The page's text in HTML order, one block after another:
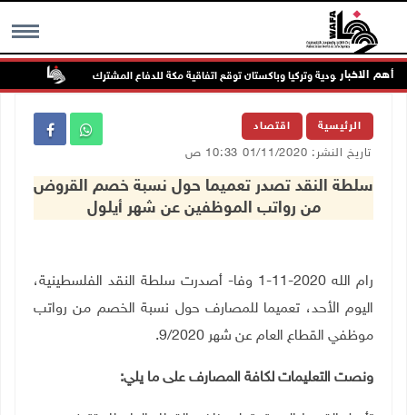
MENU أهم الاخبارالسعودية وتركيا وباكستان توقع اتفاقية مكة للدفاع المشترك
الرئيسية اقتصاد
تاريخ النشر: 01/11/2020 10:33 ص
سلطة النقد تصدر تعميما حول نسبة خصم القروض
من رواتب الموظفين عن شهر أيلول
رام الله ‏1-11-2020 وفا- أصدرت سلطة النقد الفلسطينية،
اليوم الأحد، تعميما للمصارف حول نسبة الخصم من رواتب
موظفي القطاع العام عن شهر 9/2020.
ونصت التعليمات لكافة المصارف على ما يلي: